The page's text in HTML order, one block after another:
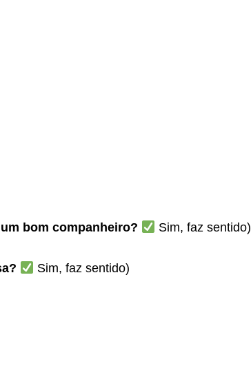
bom companheiro? Sim, faz sentido)
Sim, faz sentido)